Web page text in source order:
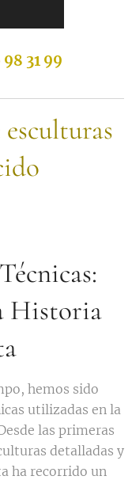
31 99
Historia
hemos sido
utilizadas en la
las primeras
detalladas y
ha recorrido un